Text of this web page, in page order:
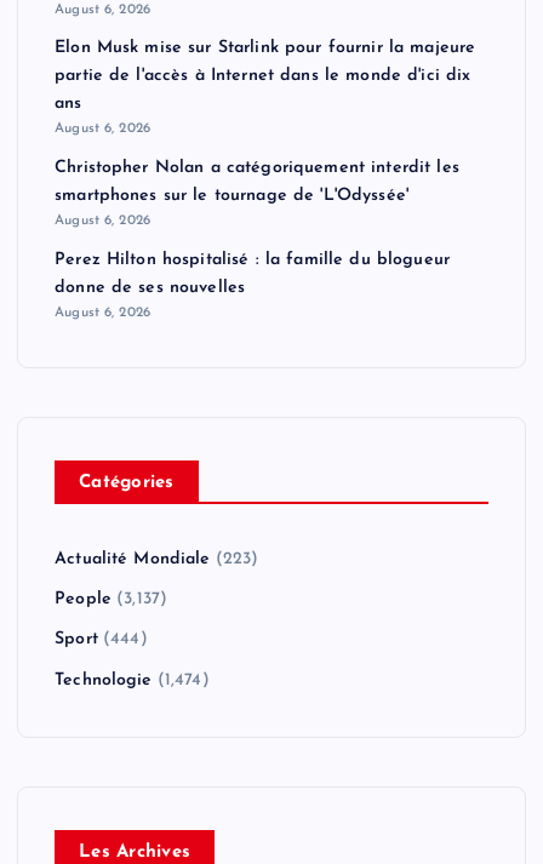
August 6, 2026
Elon Musk mise sur Starlink pour fournir la majeure
partie de l'accès à Internet dans le monde d'ici dix
ans
August 6, 2026
Christopher Nolan a catégoriquement interdit les
smartphones sur le tournage de 'L'Odyssée'
August 6, 2026
Perez Hilton hospitalisé : la famille du blogueur
donne de ses nouvelles
August 6, 2026
Catégories
Actualité Mondiale (223)
People (3,137)
Sport(444)
Technologie (1,474)
Les Archives